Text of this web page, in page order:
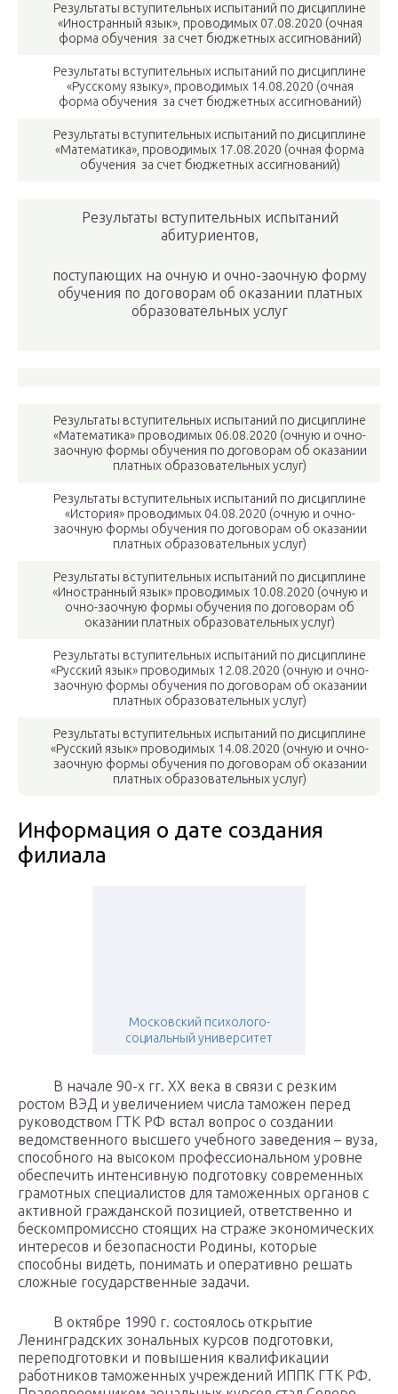
Результаты вступительных испытаний по дисциплине
«Иностранный язык», проводимых 07.08.2020 (очная
форма обучения за счет бюджетных ассигнований)
Результаты вступительных испытаний по дисциплине
«Русскому языку», проводимых 14.08.2020 (очная
форма обучения за счет бюджетных ассигнований)
Результаты вступительных испытаний по дисциплине
«Математика», проводимых 17.08.2020 (очная форма
обучения за счет бюджетных ассигнований)
Результаты вступительных испытаний
абитуриентов,
поступающих на очную и очно-заочную форму
обучения по договорам об оказании платных
образовательных услуг
Результаты вступительных испытаний по дисциплине
«Математика» проводимых 06.08.2020 (очную и очно-
заочную формы обучения по договорам об оказании
платных образовательных услуг)
Результаты вступительных испытаний по дисциплине
«История» проводимых 04.08.2020 (очную и очно-
заочную формы обучения по договорам об оказании
платных образовательных услуг)
Результаты вступительных испытаний по дисциплине
«Иностранный язык» проводимых 10.08.2020 (очную и
очно-заочную формы обучения по договорам об
оказании платных образовательных услуг)
Результаты вступительных испытаний по дисциплине
«Русский язык» проводимых 12.08.2020 (очную и очно-
заочную формы обучения по договорам об оказании
платных образовательных услуг)
Результаты вступительных испытаний по дисциплине
«Русский язык» проводимых 14.08.2020 (очную и очно-
заочную формы обучения по договорам об оказании
платных образовательных услуг)
Информация о дате создания
филиала
Московский психолого-
социальный университет
В начале 90-х гг. ХХ века в связи с резким
ростом ВЭД и увели­чением числа таможен перед
руководством ГТК РФ встал вопрос о создании
ведомственного высшего учебного заведения – вуза,
способного на высоком профессиональном уровне
обеспечить интенсивную подготовку современных
грамотных специалистов для таможенных органов с
активной гражданской позицией, ответственно и
бескомпромиссно стоящих на страже экономических
интересов и безопасности Родины, которые
способны видеть, понимать и опера­тивно решать
сложные государственные задачи.
В октябре 1990 г. состоялось открытие
Ленинградских зональных курсов подготовки,
переподготовки и повышения квалификации
работников таможенных учреждений ИППК ГТК РФ.